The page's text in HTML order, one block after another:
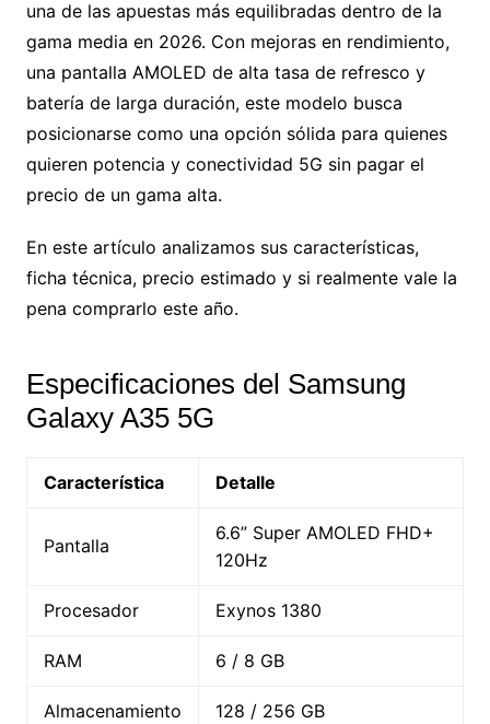
una de las apuestas más equilibradas dentro de la
gama media en 2026. Con mejoras en rendimiento,
una pantalla AMOLED de alta tasa de refresco y
batería de larga duración, este modelo busca
posicionarse como una opción sólida para quienes
quieren potencia y conectividad 5G sin pagar el
precio de un gama alta.
En este artículo analizamos sus características,
ficha técnica, precio estimado y si realmente vale la
pena comprarlo este año.
Especificaciones del Samsung
Galaxy A35 5G
Característica Detalle
Pantalla
6.6” Super AMOLED FHD+
120Hz
Procesador Exynos 1380
RAM 6 / 8 GB
Almacenamiento 128 / 256 GB